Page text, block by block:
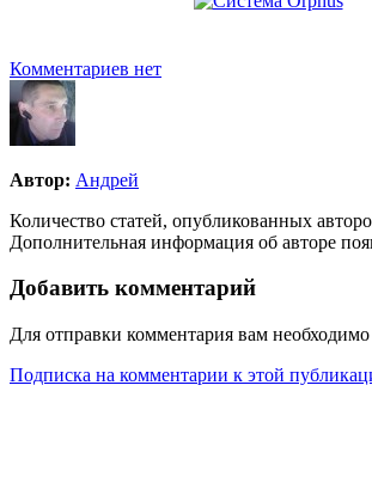
Комментариев нет
Автор: Андрей
Количество статей, опубликованных
Дополнительная информация об авторе
Добавить комментарий
Для отправки комментария вам необходимо
Подписка на комментарии к этой